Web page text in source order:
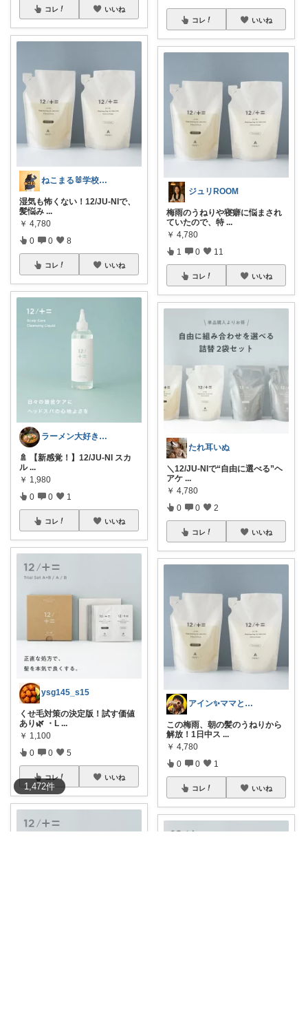
1,472件
コレ いいね
ねこまる🐰学校🐰kids🐰キャンプ
湿気も怖くない！12/JU-NIで、
髪悩み ...
￥ 4,780
0 0 8
コレ いいね
ラーメン大好きケンジさん
​🚿 【新感覚！】12/JU-NI スカ
ル ...
￥ 1,980
0 0 1
コレ いいね
ysg145_s15
くせ毛対策の決定版！試す価値
あり🌿 ・L ...
￥ 1,100
0 0 5
コレ いいね
コレ いいね
ジュリROOM
梅雨のうねりや寝癖に悩まされ
ていたので、特 ...
￥ 4,780
1 0 11
コレ いいね
たれ耳いぬ
＼12/JU-NIで“自由に選べる”ヘ
アケ ...
￥ 4,780
0 0 2
コレ いいね
アイン✨ママと子供と食べ物と🍭
この梅雨、朝の髪のうねりから
解放！1日中ス ...
￥ 4,780
0 0 1
コレ いいね